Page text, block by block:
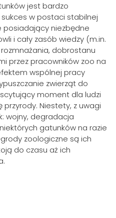
Szukaj
jest bardzo
w postaci stabilnej
posiadający niezbędne
i cały zasób wiedzy (m.in.
dobrostanu
przez pracowników zoo na
wspólnej pracy
zwierząt do
moment dla ludzi
Niestety, z uwagi
wojny, degradacja
gatunków na razie
zoologiczne są ich
do czasu aż ich